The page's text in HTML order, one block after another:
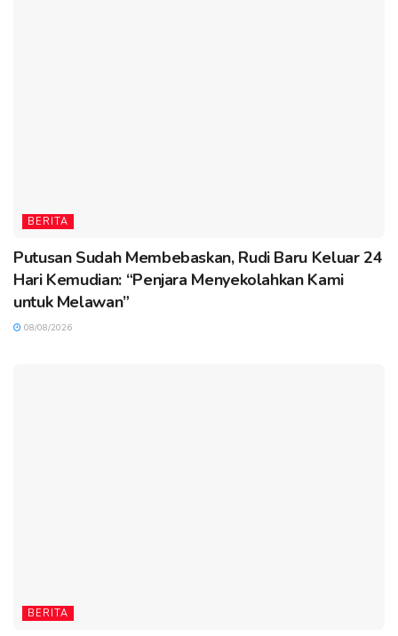
BERITA
Putusan Sudah Membebaskan, Rudi Baru Keluar 24
Hari Kemudian: “Penjara Menyekolahkan Kami
untuk Melawan”
08/08/2026
BERITA